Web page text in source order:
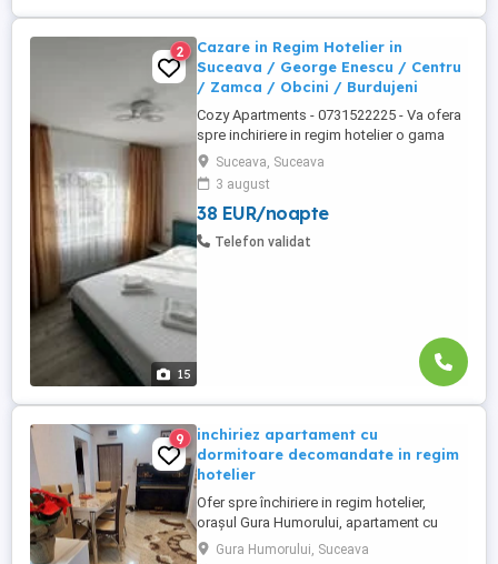
15
2
Cazare in Regim Hotelier in
Suceava / George Enescu / Centru
/ Zamca / Obcini / Burdujeni
Cozy Apartments - 0731522225 - Va ofera
spre inchiriere in regim hotelier o gama
variata de apartamente si garsoniere
situate in puncte cheie ale orasului
Suceava: Bulevardul George Enescu. In
centrul Orasului pe Esplanada langa
McDonald's. Bulevardul 1 Mai Obcini
Suceava, Suceava
3 august
38 EUR/noapte
Telefon validat
9
inchiriez apartament cu
dormitoare decomandate in regim
hotelier
Ofer spre închiriere in regim hotelier,
orașul Gura Humorului, apartament cu
doua dormitoare decomandate, recent
Gura Humorului, Suceava